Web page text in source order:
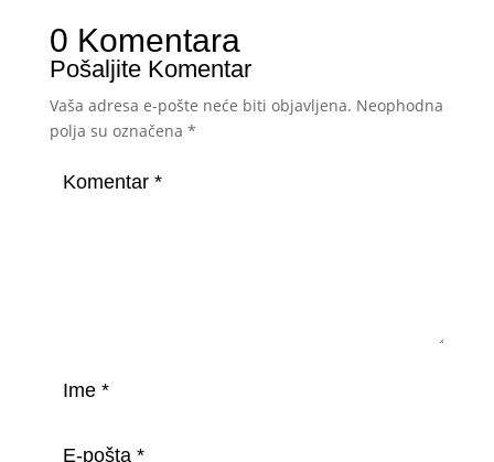
0 Komentara
Pošaljite Komentar
Vaša adresa e-pošte neće biti objavljena. Neophodna
polja su označena *